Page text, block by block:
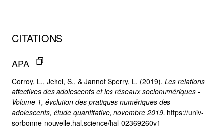
CITATIONS
APA
Corroy, L., Jehel, S., & Jannot Sperry, L. (2019). Les relations
affectives des adolescents et les réseaux socionumériques -
Volume 1, évolution des pratiques numériques des
adolescents, étude quantitative, novembre 2019. https://univ-
sorbonne-nouvelle.hal.science/hal-02369260v1